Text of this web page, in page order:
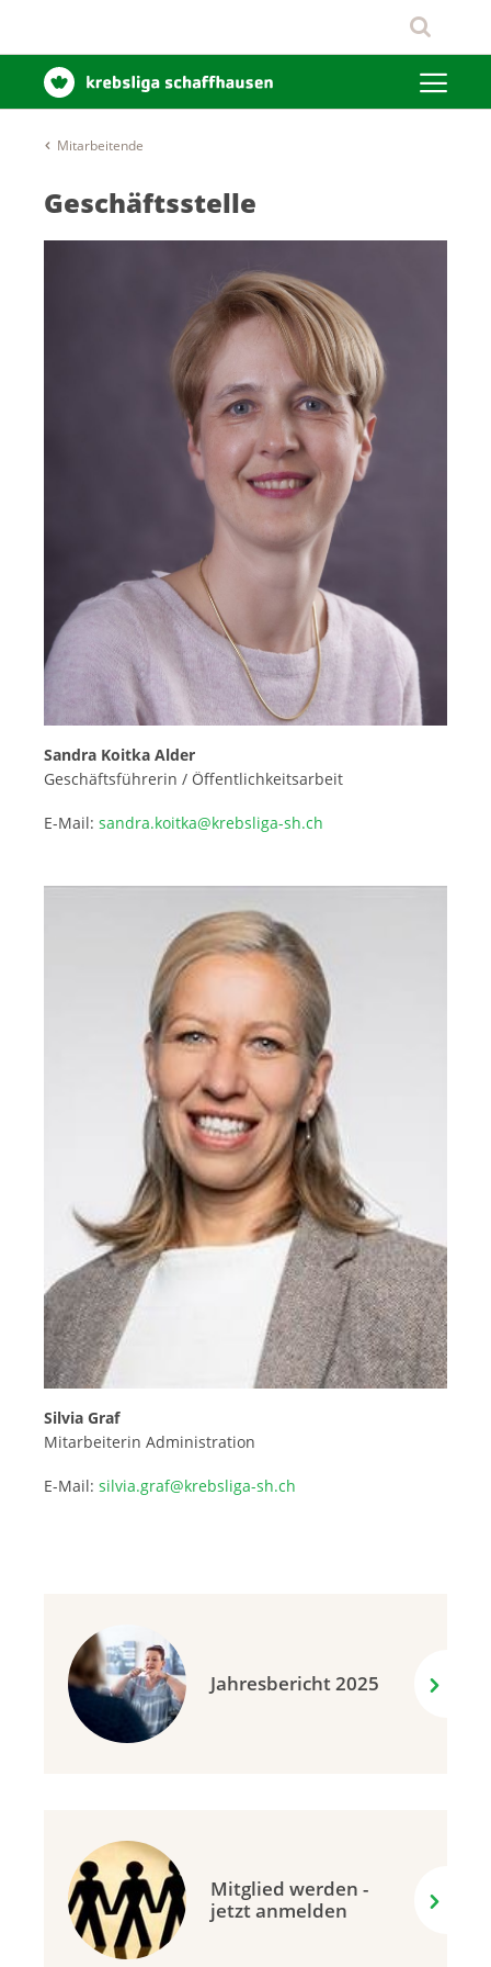
Mitarbeitende
Geschäftsstelle
Sandra Koitka Alder
Geschäftsführerin / Öffentlichkeitsarbeit
E-Mail: sandra.koitka@krebsliga-sh.ch
Silvia Graf
Mitarbeiterin Administration
E-Mail: silvia.graf@krebsliga-sh.ch
Jahresbericht 2025
Mitglied werden -
jetzt anmelden